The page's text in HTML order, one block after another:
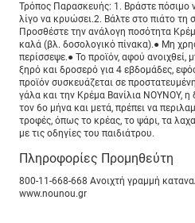
Τρόπος Παρασκευής: 1. Βράστε πόσιμο
λίγο να κρυώσει.2. Βάλτε στο πιάτο
Προσθέστε την ανάλογη ποσότητα
καλά (βλ. δοσολογικό πίνακα).● Μη
περίσσεψε.● Το προϊόν, αφού ανοιχθεί,
ξηρό και δροσερό για 4 εβδομάδες,
προϊόν συσκευάζεται σε
γάλα και την Κρέμα Βανίλια ΝΟΥΝΟΥ,
τον 6ο μήνα και μετά, πρέπει να
τροφές, όπως το κρέας, το ψάρι, τα
με τις οδηγίες του παιδιάτρου.
Πληροφορίες Προμηθεύτη
800-11-668-668 Ανοιχτή γραμμή
www.nounou.gr